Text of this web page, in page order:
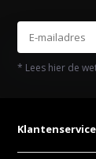
* Lees hier de
Klantenservice